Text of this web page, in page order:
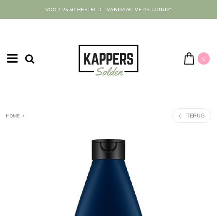
VOOR 23:30 BESTELD =VANDAAG VERSTUURD*
0
HOME / TERUG